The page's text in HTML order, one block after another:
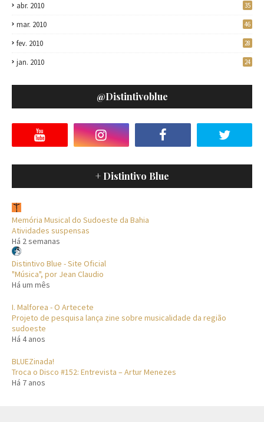
abr. 2010 35
mar. 2010 46
fev. 2010 28
jan. 2010 24
@distintivoblue
+ Distintivo Blue
Memória Musical do Sudoeste da Bahia
Atividades suspensas
Há 2 semanas
Distintivo Blue - Site Oficial
"Música", por Jean Claudio
Há um mês
I. Malforea - O Artecete
Projeto de pesquisa lança zine sobre musicalidade da região
sudoeste
Há 4 anos
BLUEZinada!
Troca o Disco #152: Entrevista – Artur Menezes
Há 7 anos